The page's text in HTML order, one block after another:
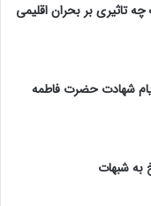
تاثیری بر بحران اقلیمی
شهادت حضرت فاطمه
به شبهات